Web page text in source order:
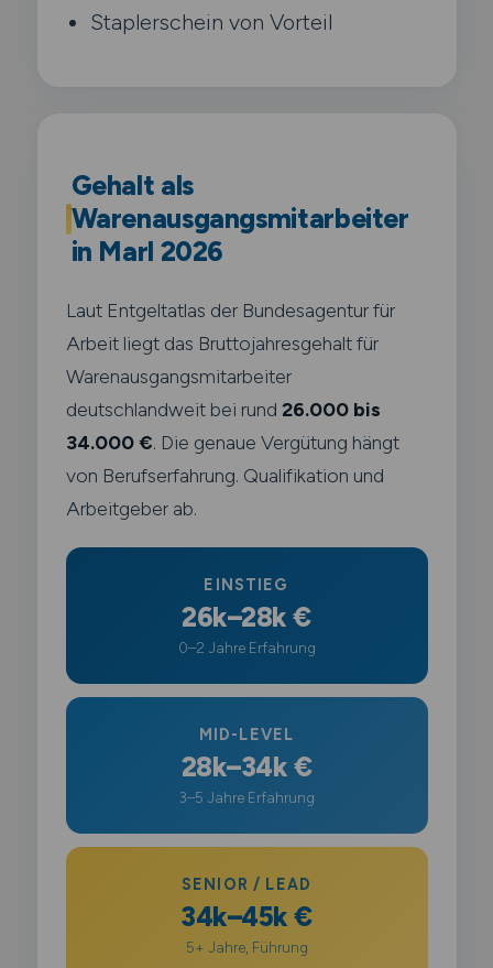
Staplerschein von Vorteil
Gehalt als
Warenausgangsmitarbeiter
in Marl 2026
Laut Entgeltatlas der Bundesagentur für
Arbeit liegt das Bruttojahresgehalt für
Warenausgangsmitarbeiter
deutschlandweit bei rund 26.000 bis
34.000 €. Die genaue Vergütung hängt
von Berufserfahrung. Qualifikation und
Arbeitgeber ab.
EINSTIEG
26k–28k €
0–2 Jahre Erfahrung
MID-LEVEL
28k–34k €
3–5 Jahre Erfahrung
SENIOR / LEAD
34k–45k €
5+ Jahre, Führung